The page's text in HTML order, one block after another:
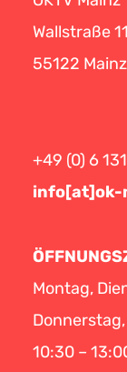
Wallstraße 11
55122 Mainz
+49 (0) 6
info[at]ok-
Montag,
10:30 –